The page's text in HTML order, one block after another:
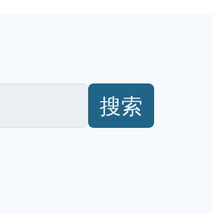
搜索